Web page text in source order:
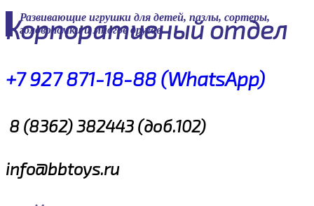
Skip
to
content
Развивающие игрушки для детей, пазлы, сортеры,
головоломки и многое другое
Корпоративный отдел
+7 927 871-18-88 (WhatsApp)
8 (8362) 382443 (доб.102)
info@bbtoys.ru